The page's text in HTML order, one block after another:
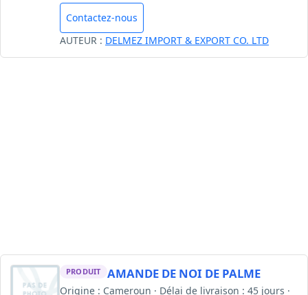
Contactez-nous
AUTEUR : DELMEZ IMPORT & EXPORT CO. LTD
PRODUIT AMANDE DE NOI DE PALME
Origine : Cameroun · Délai de livraison : 45 jours ·